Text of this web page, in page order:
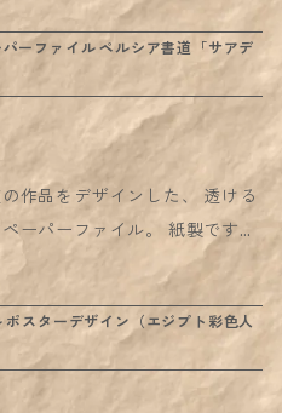
または、ハガキが入るサイズの
84円切手で送ることもできま
ブ牛形土器 イラン北部、前1
写真3枚目：ゾウ形護符 メ
前800年頃 写真4枚目：護符
エジプト、前7世紀〜前4世紀
貨 ギリシア、アテナイ、前5
目：石製建築装飾（ケート
ラ、2〜4世紀 写真7枚目：コ
キスタン西部、バローチスタ
2200〜2000年
いわば当時のハンコ。彫刻がさ
転がして、連続した文様など
。 ■オリ博youtube
動画： https://youtu.be/Gg0
かな曲線の太さ細さをかき分け
の詩をあたかも詠うように書
。 イランの書道は、日本の書
芸術性と精神性をあわせもつ
えます。 この作品は、13世紀
サアディの対句を葦筆と墨で
と、イランの伝統装飾文様
）専門家に、文字周りは装飾文
装飾を依頼して仕上げたもので
る作品を写真に撮影し、それを
ッグにデザインしました。
。イラン文化センター講師 ・
ーファイル ペルシア書道「サアデ
作品をデザインした、 透ける
ーファイル。 紙製です
透け感に高級感があり、 中に入
すらと見えるので便利です。
は中に白い紙を入れて撮影し
3枚目は中の紙をずらしたと
中紙の付属はありません） ま
ポスターデザイン（エジプト彩色人